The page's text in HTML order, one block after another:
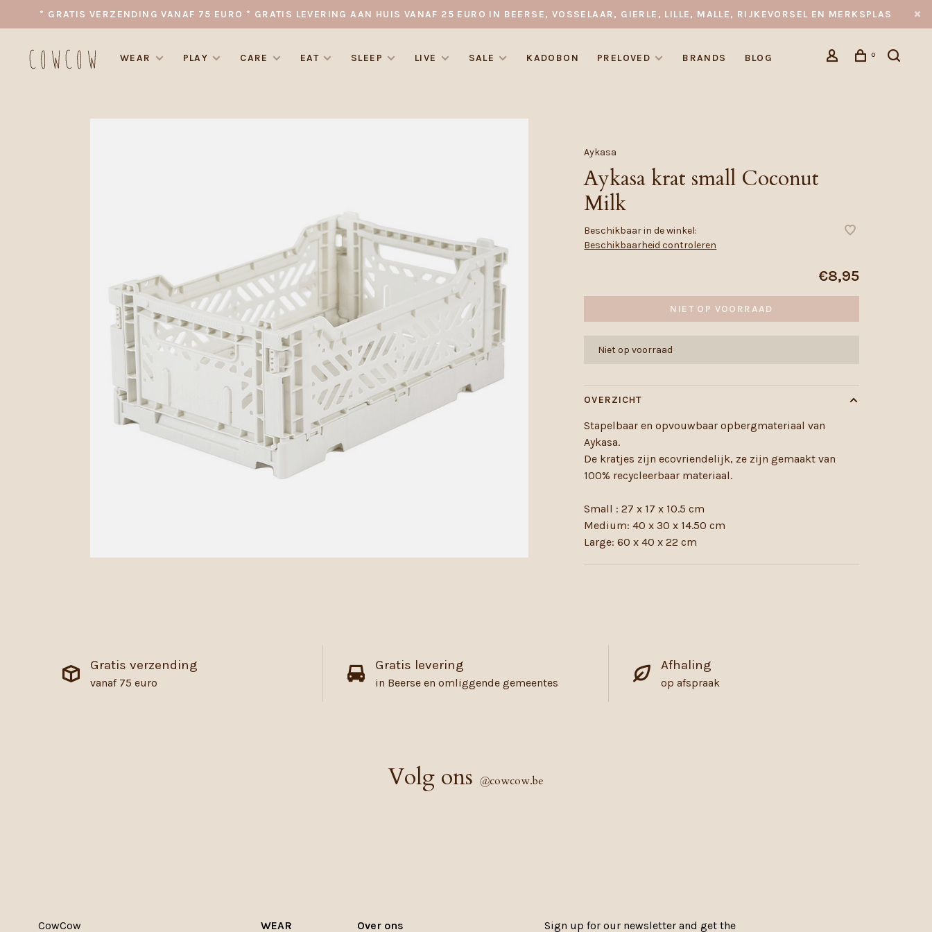
* GRATIS VERZENDING VANAF 75 EURO * GRATIS LEVERING AAN HUIS VANAF 25 EURO IN BEERSE, VOSSELAAR, GIERLE, LILLE, MALLE, RIJKEVORSEL EN MERKSPLAS
WEAR PLAY CARE EAT SLEEP LIVE SALE KADOBON PRELOVED BRANDS BLOG 0
Aykasa
Aykasa krat small Coconut
Milk
Beschikbaar in de winkel:
Beschikbaarheid controleren
€8,95
NIET OP VOORRAAD
Niet op voorraad
OVERZICHT
Stapelbaar en opvouwbaar opbergmateriaal van
Aykasa.
De kratjes zijn ecovriendelijk, ze zijn gemaakt van
100% recycleerbaar materiaal.
Small : 27 x 17 x 10.5 cm
Medium: 40 x 30 x 14.50 cm
Large: 60 x 40 x 22 cm
Gratis verzending
vanaf 75 euro
Gratis levering
in Beerse en omliggende gemeentes
Afhaling
op afspraak
Volg ons @cowcow.be
CowCow WEAR Over ons Sign up for our newsletter and get the